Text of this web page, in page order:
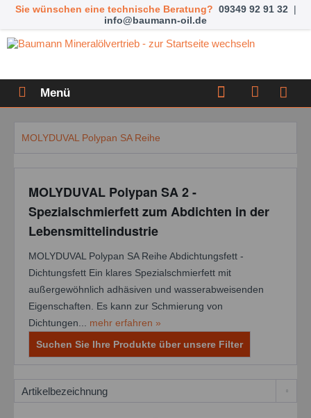
Sie wünschen eine technische Beratung? 09349 92 91 32 |
info@baumann-oil.de
Menü
MOLYDUVAL Polypan SA Reihe
MOLYDUVAL Polypan SA 2 -
Spezialschmierfett zum Abdichten in der
Lebensmittelindustrie
MOLYDUVAL Polypan SA Reihe Abdichtungsfett -
Dichtungsfett Ein klares Spezialschmierfett mit
außergewöhnlich adhäsiven und wasserabweisenden
Eigenschaften. Es kann zur Schmierung von
Dichtungen... mehr erfahren »
Suchen Sie Ihre Produkte über unsere Filter